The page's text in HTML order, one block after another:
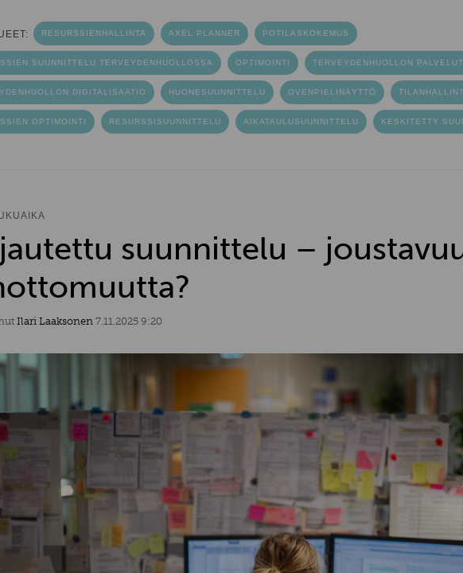
RESURSSIENHALLINTA AXEL PLANNER POTILASKOKEMUS
SUUNNITTELU TERVEYDENHUOLLOSSA OPTIMOINTI TERVEYDENHUOLLON
DIGITALISAATIO HUONESUUNNITTELU OVENPIELINÄYTTÖ
OPTIMOINTI RESURSSISUUNNITTELU AIKATAULUSUUNNITTELU KESKITETTY
suunnittelu –
Ilari Laaksonen 7.11.2025 9:20